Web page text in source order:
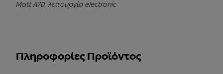
Matt A70, λειτουργία electronic
Πληροφορίες Προϊόντος